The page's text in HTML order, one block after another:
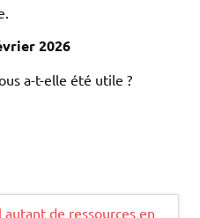
2026
a-t-elle été utile ?
de ressources en